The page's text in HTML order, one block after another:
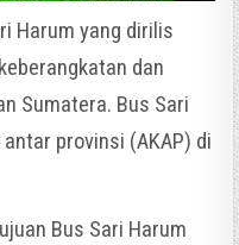
Harum yang dirilis
dan
Sumatera. Bus Sari
provinsi (AKAP) di
Bus Sari Harum